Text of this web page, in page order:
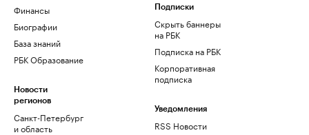
Финансы
Биографии
База знаний
РБК Образование
Новости
регионов
Санкт-Петербург
и область
Подписки
Скрыть баннеры
на РБК
Подписка на РБК
Корпоративная
подписка
Уведомления
RSS Новости